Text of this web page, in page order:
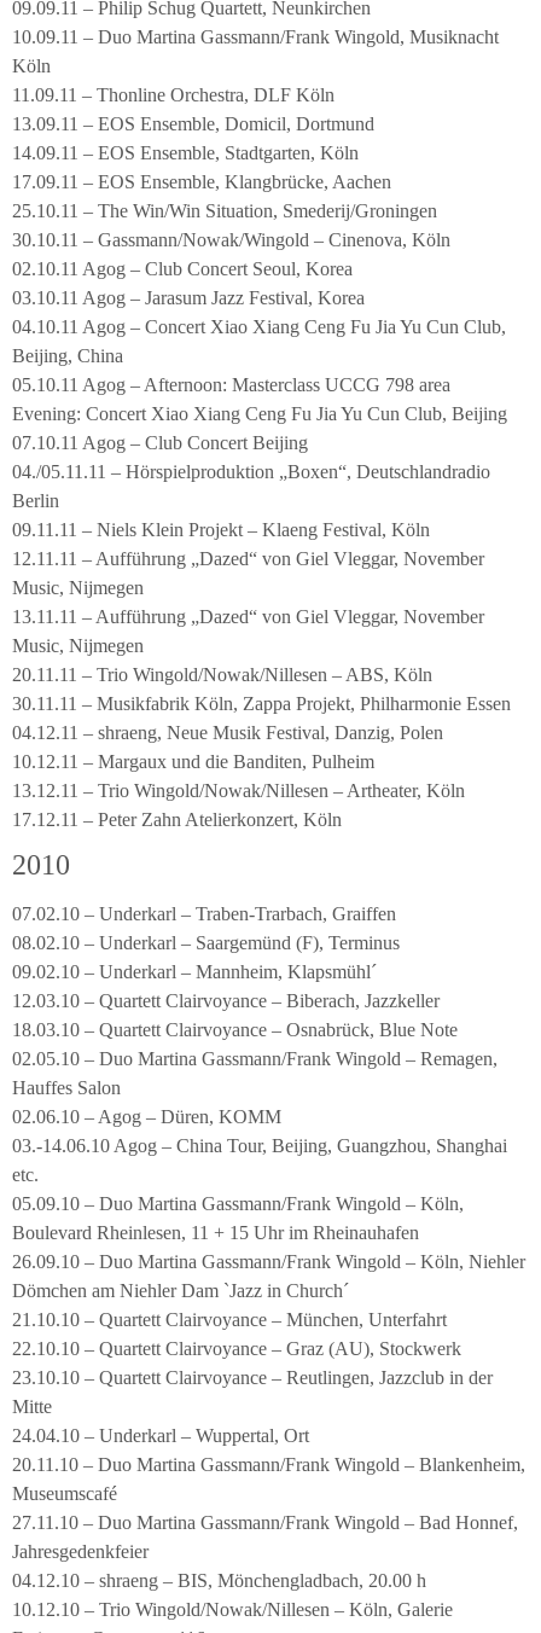
09.09.11 – Philip Schug Quartett, Neunkirchen
10.09.11 – Duo Martina Gassmann/Frank Wingold, Musiknacht
Köln
11.09.11 – Thonline Orchestra, DLF Köln
13.09.11 – EOS Ensemble, Domicil, Dortmund
14.09.11 – EOS Ensemble, Stadtgarten, Köln
17.09.11 – EOS Ensemble, Klangbrücke, Aachen
25.10.11 – The Win/Win Situation, Smederij/Groningen
30.10.11 – Gassmann/Nowak/Wingold – Cinenova, Köln
02.10.11 Agog – Club Concert Seoul, Korea
03.10.11 Agog – Jarasum Jazz Festival, Korea
04.10.11 Agog – Concert Xiao Xiang Ceng Fu Jia Yu Cun Club,
Beijing, China
05.10.11 Agog – Afternoon: Masterclass UCCG 798 area
Evening: Concert Xiao Xiang Ceng Fu Jia Yu Cun Club, Beijing
07.10.11 Agog – Club Concert Beijing
04./05.11.11 – Hörspielproduktion „Boxen“, Deutschlandradio
Berlin
09.11.11 – Niels Klein Projekt – Klaeng Festival, Köln
12.11.11 – Aufführung „Dazed“ von Giel Vleggar, November
Music, Nijmegen
13.11.11 – Aufführung „Dazed“ von Giel Vleggar, November
Music, Nijmegen
20.11.11 – Trio Wingold/Nowak/Nillesen – ABS, Köln
30.11.11 – Musikfabrik Köln, Zappa Projekt, Philharmonie Essen
04.12.11 – shraeng, Neue Musik Festival, Danzig, Polen
10.12.11 – Margaux und die Banditen, Pulheim
13.12.11 – Trio Wingold/Nowak/Nillesen – Artheater, Köln
17.12.11 – Peter Zahn Atelierkonzert, Köln
2010
07.02.10 – Underkarl – Traben-Trarbach, Graiffen
08.02.10 – Underkarl – Saargemünd (F), Terminus
09.02.10 – Underkarl – Mannheim, Klapsmühl´
12.03.10 – Quartett Clairvoyance – Biberach, Jazzkeller
18.03.10 – Quartett Clairvoyance – Osnabrück, Blue Note
02.05.10 – Duo Martina Gassmann/Frank Wingold – Remagen,
Hauffes Salon
02.06.10 – Agog – Düren, KOMM
03.-14.06.10 Agog – China Tour, Beijing, Guangzhou, Shanghai
etc.
05.09.10 – Duo Martina Gassmann/Frank Wingold – Köln,
Boulevard Rheinlesen, 11 + 15 Uhr im Rheinauhafen
26.09.10 – Duo Martina Gassmann/Frank Wingold – Köln, Niehler
Dömchen am Niehler Dam `Jazz in Church´
21.10.10 – Quartett Clairvoyance – München, Unterfahrt
22.10.10 – Quartett Clairvoyance – Graz (AU), Stockwerk
23.10.10 – Quartett Clairvoyance – Reutlingen, Jazzclub in der
Mitte
24.04.10 – Underkarl – Wuppertal, Ort
20.11.10 – Duo Martina Gassmann/Frank Wingold – Blankenheim,
Museumscafé
27.11.10 – Duo Martina Gassmann/Frank Wingold – Bad Honnef,
Jahresgedenkfeier
04.12.10 – shraeng – BIS, Mönchengladbach, 20.00 h
10.12.10 – Trio Wingold/Nowak/Nillesen – Köln, Galerie